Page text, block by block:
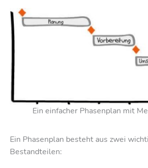
Ein einfacher Phasenplan mit
Ein Phasenplan besteht aus zwei
Bestandteilen: